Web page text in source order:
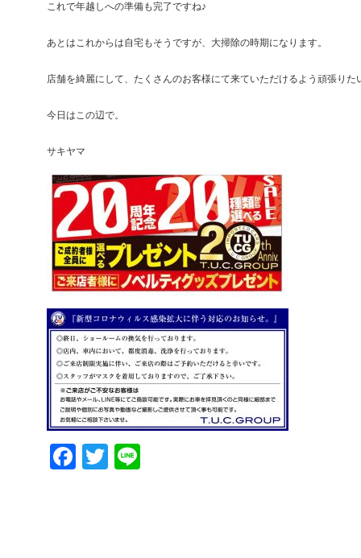
これで年越しへの準備も完了ですね♪
あとはこれからは自宅もそうですが、大掃除の時期になります。
店舗を綺麗にして、たくさんのお客様にて来ていただけるよう頑張りた
今日はこの辺で。
サキヤマ
Facebook
Twitter